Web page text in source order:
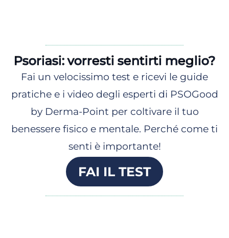
Psoriasi: vorresti sentirti meglio?
Fai un velocissimo test e ricevi le guide
pratiche e i video degli esperti di PSOGood
by Derma-Point per coltivare il tuo
benessere fisico e mentale. Perché come ti
senti è importante!
FAI IL TEST